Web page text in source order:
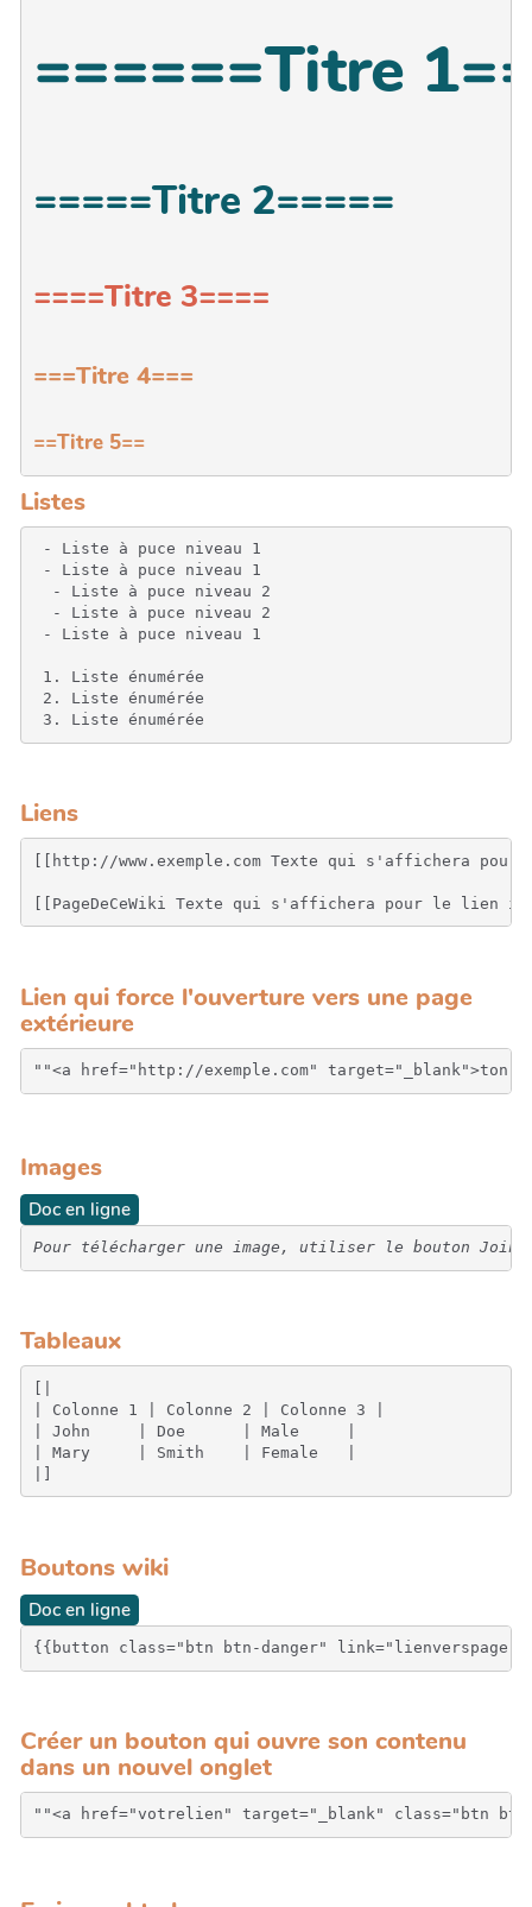
======Titre
=====Titre 2=====
====Titre 3====
===Titre 4===
==Titre 5==
Listes
- Liste à puce niveau 1
- Liste à puce niveau 1
  - Liste à puce niveau 2
  - Liste à puce niveau 2
- Liste à puce niveau 1
1. Liste énumérée
2. Liste énumérée
3. Liste énumérée
Liens
[[http://www.exemple.com Texte qui s'affichera
[[PageDeCeWiki Texte qui s'affichera pour le lien
Lien qui force l'ouverture vers une page
extérieure
Images
Doc en ligne
Pour télécharger une image, utiliser le bouton
Tableaux
| Colonne 1 | Colonne 2 | Colonne 3 |
| John     | Doe      | Male     |
| Mary     | Smith    | Female   |
Boutons wiki
Doc en ligne
{{button class="btn btn-danger"
Créer un bouton qui ouvre son contenu
dans un nouvel onglet